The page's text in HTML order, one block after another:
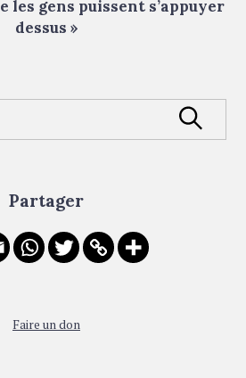
Rechercher
Partager
Faire un don
les gens puissent s’appuyer
dessus »